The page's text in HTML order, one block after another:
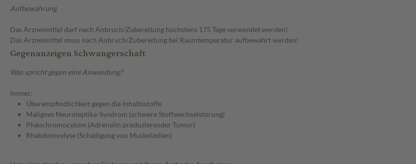
Aufbewahrung
Das Arzneimittel darf nach Anbruch/Zubereitung höchstens 175 Tage verwendet werden!
Das Arzneimittel muss nach Anbruch/Zubereitung bei Raumtemperatur aufbewahrt werden!
Gegenanzeigen Schwangerschaft
Was spricht gegen eine Anwendung?
Immer:
Überempfindlichkeit gegen die Inhaltsstoffe
Malignes Neuroleptika-Syndrom (schwere Stoffwechselstörung)
Phäochromocytom (Adrenalin produzierender Tumor)
Rhabdomyolyse (Schädigung von Muskelzellen)